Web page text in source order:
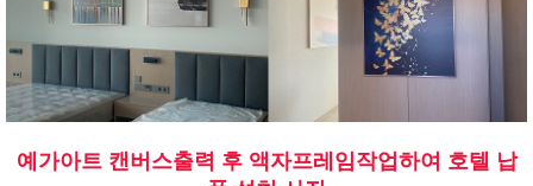
예가아트 캔버스출력 후 액자프레임작업하여 호텔 납